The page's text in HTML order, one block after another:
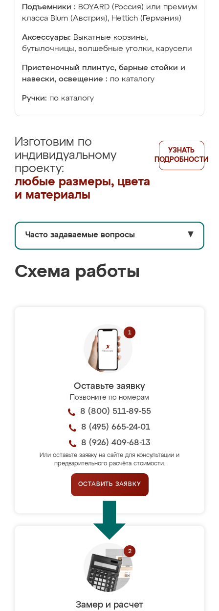
Подъемники : BOYARD (Россия) или премиум
класса Blum (Австрия), Hettich (Германия)
Аксессуары: Выкатные корзины,
бутылочницы, волшебные уголки, карусели
Пристеночный плинтус, барные стойки и
навески, освещение : по каталогу
Ручки: по каталогу
Изготовим по
индивидуальному
проекту:
любые размеры, цвета
и материалы
УЗНАТЬ
ПОДРОБНОСТИ
Часто задаваемые вопросы ▼
Схема работы
Оставьте заявку
Позвоните по номерам
8 (800) 511-89-55
8 (495) 665-24-01
8 (926) 409-68-13
Или оставьте заявку на сайте для консультации и
предварительного расчёта стоимости.
ОСТАВИТЬ ЗАЯВКУ
Замер и расчет